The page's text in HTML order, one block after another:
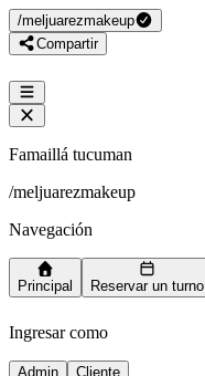
/meljuarezmakeup
Compartir
Famaillá tucuman
/meljuarezmakeup
Navegación
Principal Reservar un turno
Ingresar como
Admin Cliente